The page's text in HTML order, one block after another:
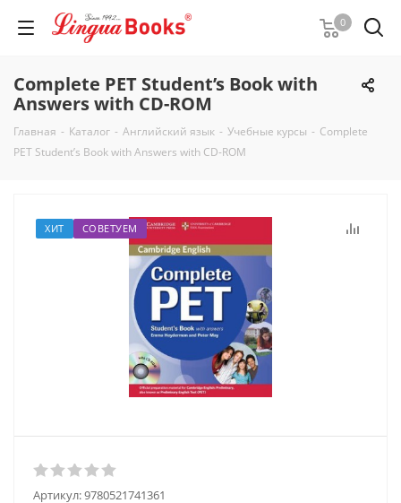
0
Complete PET Student’s Book with
Answers with CD-ROM
Главная - Каталог - Английский язык - Учебные курсы - Complete
PET Student’s Book with Answers with CD-ROM
ХИТ СОВЕТУЕМ
Артикул:9780521741361